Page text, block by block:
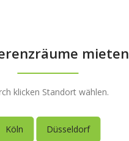
mieten
klicken Standort wählen.
Köln Düsseldorf